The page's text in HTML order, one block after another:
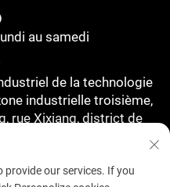
au samedi
de la technologie
industrielle troisième,
rue Xixiang, district de
Guangdong, Chine
provide our services. If you